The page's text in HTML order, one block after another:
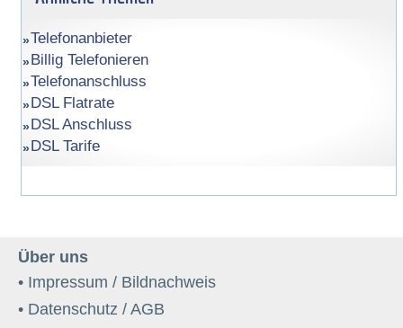
Telefonanbieter
Billig Telefonieren
Telefonanschluss
DSL Flatrate
DSL Anschluss
DSL Tarife
Über uns
• Impressum / Bildnachweis
• Datenschutz / AGB